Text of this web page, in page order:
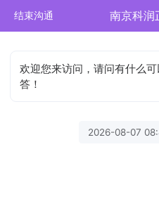
结束沟通 南京科润
欢迎您来访问，请问有什么
答！
2026-08-07